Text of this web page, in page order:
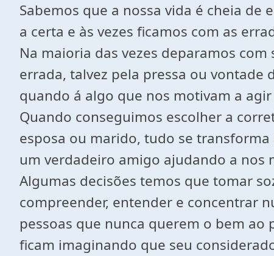
Sabemos que a nossa vida é cheia
a certa e às vezes ficamos com as
Na maioria das vezes deparamos
errada, talvez pela pressa ou vontade
quando á algo que nos motivam a
Quando conseguimos escolher a
esposa ou marido, tudo se
um verdadeiro amigo ajudando a
Algumas decisões temos que tomar
compreender, entender e concentrar
pessoas que nunca querem o bem
ficam imaginando que seu